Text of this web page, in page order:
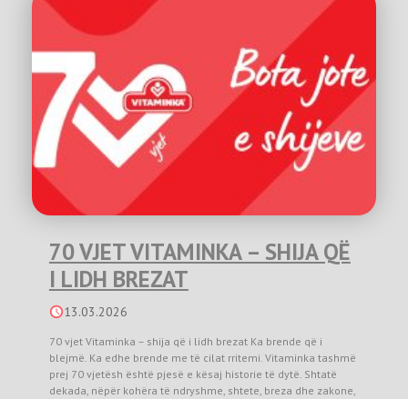
70 VJET VITAMINKA – SHIJA QË
I LIDH BREZAT
13.03.2026
70 vjet Vitaminka – shija që i lidh brezat Ka brende që i
blejmë. Ka edhe brende me të cilat rritemi. Vitaminka tashmë
prej 70 vjetësh është pjesë e kësaj historie të dytë. Shtatë
dekada, nëpër kohëra të ndryshme, shtete, breza dhe zakone,